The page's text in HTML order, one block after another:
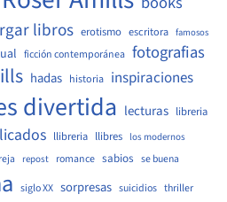
libros erotismo escritora famosos
ficción contemporánea fotografias
hadas historia inspiraciones
divertida lecturas libreria
llibreria llibres los modernos
repost romance sabios se buena
siglo XX sorpresas suicidios thriller